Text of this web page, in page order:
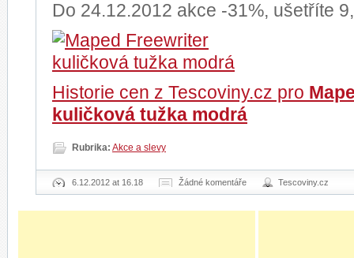
Do 24.12.2012 akce -31%, ušetříte
Historie cen z Tescoviny.cz pro
kuličková tužka modrá
Rubrika: Akce a slevy
6.12.2012 at 16.18 Žádné komentáře Tescoviny.cz